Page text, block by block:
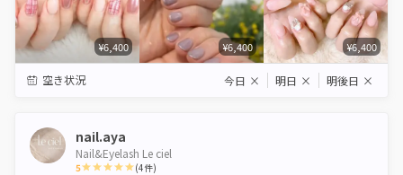
¥6,400 ¥6,400 ¥6,400
空き状況 今日 × 明日 × 明後日 ×
nail.aya
Nail&Eyelash Le ciel
5 (4件)